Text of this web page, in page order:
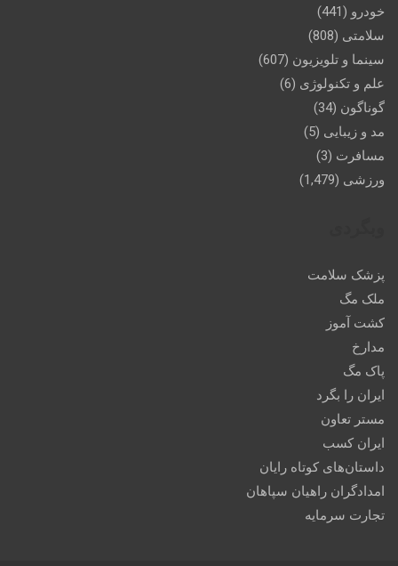
خودرو (441)
سلامتی (808)
سینما و تلویزیون (607)
علم و تکنولوژی (6)
گوناگون (34)
مد و زیبایی (5)
مسافرت (3)
ورزشی (1,479)
پزشک سلامت
ملک مگ
کشت آموز
مدارخ
پاک مگ
ایران را بگرد
مستر تعاون
ایران کسب
داستان‌های کوتاه رایان
امدادگران راهیان سپاهان
تجارت سرمایه